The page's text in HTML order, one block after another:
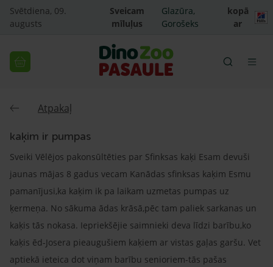
Svētdiena, 09.
augusts
Sveicam
mīluļus
Glazūra,
Gorošeks
kopā
ar
Atpakaļ
kaķim ir pumpas
Sveiki Vēlējos pakonsūltēties par Sfinksas kaķi Esam devuši
jaunas mājas 8 gadus vecam Kanādas sfinksas kaķim Esmu
pamanījusi,ka kaķim ik pa laikam uzmetas pumpas uz
ķermeņa. No sākuma ādas krāsā,pēc tam paliek sarkanas un
kaķis tās nokasa. Iepriekšējie saimnieki deva līdzi barību,ko
kaķis ēd-Josera pieaugušiem kaķiem ar vistas gaļas garšu. Vet
aptiekā ieteica dot viņam barību senioriem-tās pašas